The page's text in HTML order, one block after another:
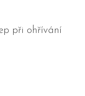
při ohřívání